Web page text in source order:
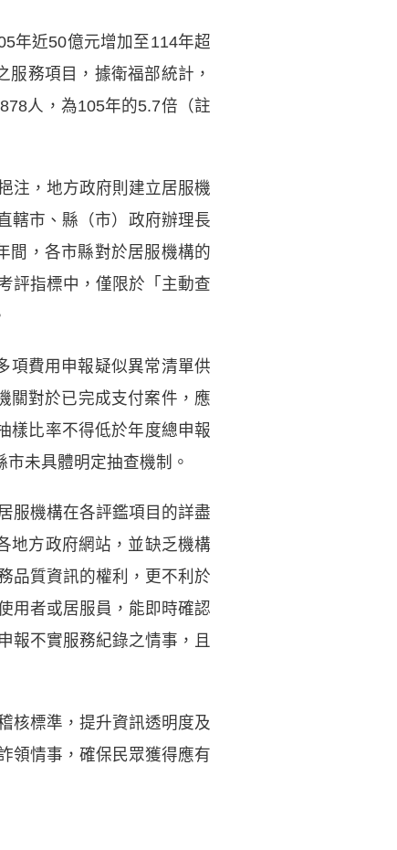
年近50億元增加至114年超
務項目，據衛福部統計，
人，為105年的5.7倍（註
注，地方政府則建立居服機
轄市、縣（市）政府辦理長
間，各市縣對於居服機構的
評指標中，僅限於「主動查
項費用申報疑似異常清單供
關對於已完成支付案件，應
樣比率不得低於年度總申報
未具體明定抽查機制。
服機構在各評鑑項目的詳盡
地方政府網站，並缺乏機構
品質資訊的權利，更不利於
用者或居服員，能即時確認
報不實服務紀錄之情事，且
核標準，提升資訊透明度及
領情事，確保民眾獲得應有